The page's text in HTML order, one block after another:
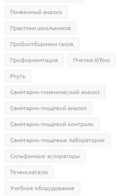
Почвенный анализ
Практики школьников
Пробоотборники газов
Профориентация Пчелка-У/био
Ртуть
Санитарно-гииенический анализ
Санитарно-пищевой анализ
Санитарно-пищевой контроль
Санитарно-пищевые лаборатории
Сильфонные аспираторы
Течеискатели
Учебное оборудование